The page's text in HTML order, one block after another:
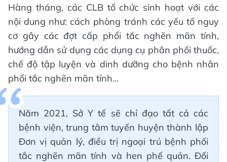
Hàng tháng, các CLB tổ chức sinh hoạt với các
nội dung như: cách phòng tránh các yếu tố nguy
cơ gây các đợt cấp phổi tắc nghẽn mãn tính,
hướng dẫn sử dụng các dụng cụ phân phối thuốc,
chế độ tập luyện và dinh dưỡng cho bệnh nhân
phổi tắc nghẽn mãn tính...
Năm 2021, Sở Y tế sẽ chỉ đạo tất cả các
bệnh viện, trung tâm tuyến huyện thành lập
Đơn vị quản lý, điều trị ngoại trú bệnh phối
tắc nghẽn mãn tính và hen phế quản. Đối